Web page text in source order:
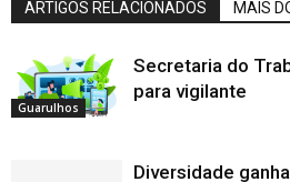
ARTIGOS RELACIONADOS MAIS
Guarulhos
Secretaria do
para vigilante
Diversidade